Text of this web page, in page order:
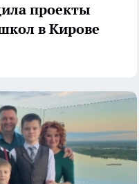
проекты
в Кирове